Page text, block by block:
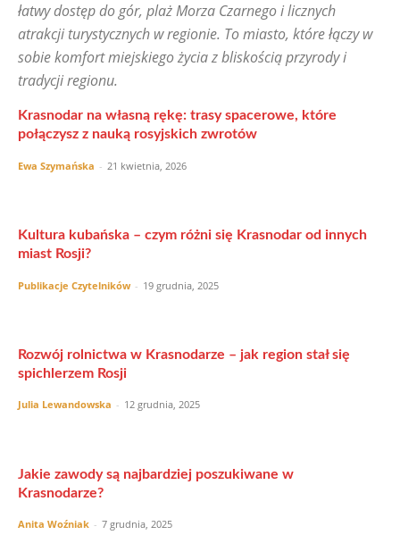
łatwy dostęp do gór, plaż Morza Czarnego i licznych
atrakcji turystycznych w regionie. To miasto, które łączy w
sobie komfort miejskiego życia z bliskością przyrody i
tradycji regionu.
Krasnodar na własną rękę: trasy spacerowe, które
połączysz z nauką rosyjskich zwrotów
Ewa Szymańska - 21 kwietnia, 2026
Kultura kubańska – czym różni się Krasnodar od innych
miast Rosji?
Publikacje Czytelników - 19 grudnia, 2025
Rozwój rolnictwa w Krasnodarze – jak region stał się
spichlerzem Rosji
Julia Lewandowska - 12 grudnia, 2025
Jakie zawody są najbardziej poszukiwane w
Krasnodarze?
Anita Woźniak - 7 grudnia, 2025